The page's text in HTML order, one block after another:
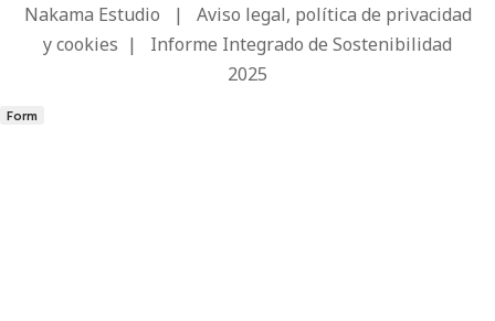
Nakama Estudio | Aviso legal, política de privacidad
y cookies | Informe Integrado de Sostenibilidad
2025
Form